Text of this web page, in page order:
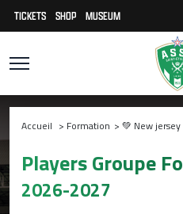
TICKETS SHOP MUSEUM
Accueil > Formation > 💚 New jersey
Players Groupe
2026-2027